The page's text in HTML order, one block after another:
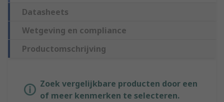
Datasheets
Wetgeving en compliance
Productomschrijving
Zoek vergelijkbare producten door een
of meer kenmerken te selecteren.